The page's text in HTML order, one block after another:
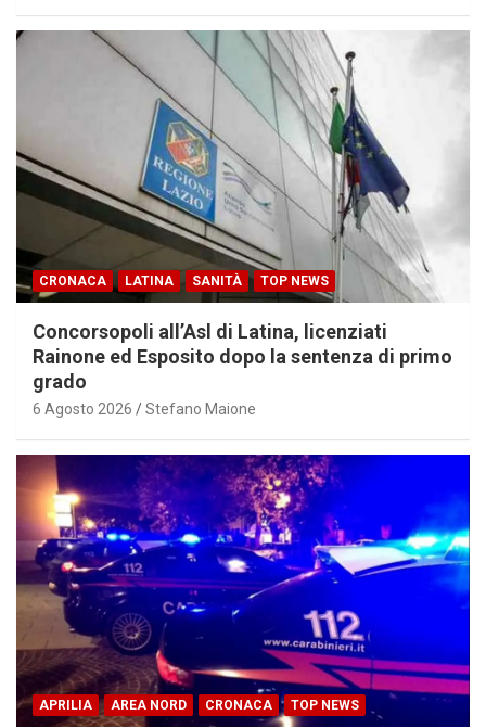
CRONACA LATINA SANITÀ TOP NEWS
Concorsopoli all’Asl di Latina, licenziati
Rainone ed Esposito dopo la sentenza di primo
grado
6 Agosto 2026 Stefano Maione
APRILIA AREA NORD CRONACA TOP NEWS